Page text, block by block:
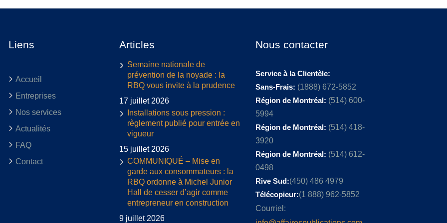
Liens
Accueil
Entreprises
Nos services
Actualités
FAQ
Contact
Articles
Semaine nationale de
prévention de la noyade : la
RBQ vous invite à la prudence
17 juillet 2026
Installations sous pression :
règlement publié pour entrée en
vigueur
15 juillet 2026
COMMUNIQUÉ – Mise en
garde aux consommateurs : la
RBQ ordonne à Michel Junior
Hall de cesser d’agir comme
entrepreneur en construction
9 juillet 2026
Nous contacter
Service à la Clientèle:
Sans-Frais: (1888) 672-5852
Région de Montréal: (514) 600-
5994
Région de Montréal: (514) 418-
3920
Région de Montréal: (514) 612-
0498
Rive Sud:(450) 486 4979
Télécopieur:(1 888) 962-5852
Courriel: